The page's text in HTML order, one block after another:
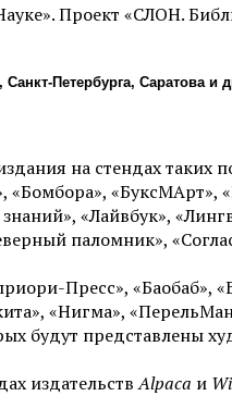
Проект «СЛОН.
Петербурга, Саратова и
на стендах таких
«БуксМАрт»,
«Лайвбук»,
паломник»,
Пресс», «Баобаб»,
«Нигма»,
будут представлены
издательствAlpaca и